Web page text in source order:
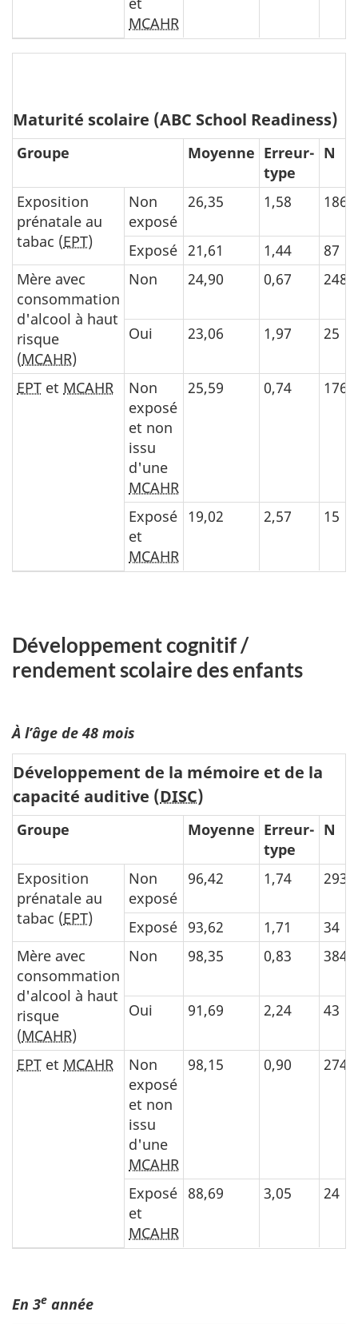
MCAHR
Maturité scolaire (ABC School Readiness)
Groupe Moyenne Erreur-
type
N
Exposition
prénatale au
tabac (EPT)
Non
exposé
26,35 1,58 186
Exposé 21,61 1,44
87
Mère avec
consommation
d'alcool à haut
risque
(MCAHR)
Non 24,90 0,67 248
Oui 23,06 1,97 25
EPT et MCAHR
Non
exposé
et non
issu
d'une
MCAHR
25,59 0,74 176
Exposé
et
MCAHR
19,02 2,57 15
Développement cognitif /
rendement scolaire des enfants
À l’âge de 48 mois
Développement de la mémoire et de la
capacité auditive (DISC)
Groupe Moyenne Erreur-
type
N
Exposition
prénatale au
tabac (EPT)
Non
exposé
96,42 1,74 293
Exposé 93,62 1,71
34
Mère avec
consommation
d'alcool à haut
risque
(MCAHR)
Non 98,35 0,83 384
Oui 91,69 2,24 43
EPT et MCAHR
Non
exposé
et non
issu
d'une
MCAHR
98,15 0,90 274
Exposé
et
MCAHR
88,69 3,05 24
En 3e année